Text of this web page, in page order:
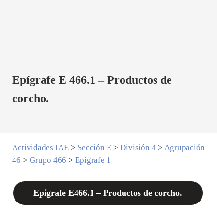
Epígrafe E 466.1 – Productos de
corcho.
Actividades IAE> Sección E> División 4> Agrupación
46 > Grupo 466 > Epígrafe 1
Epígrafe E466.1 – Productos de corcho.